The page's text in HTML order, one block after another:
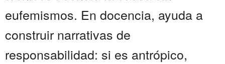
eufemismos. En docencia, ayuda a
construir narrativas de
responsabilidad: si es antrópico,